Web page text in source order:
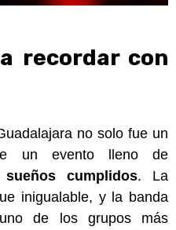
recordar con
no solo fue un
un evento lleno de
sueños cumplidos. La
inigualable, y la banda
de los grupos más